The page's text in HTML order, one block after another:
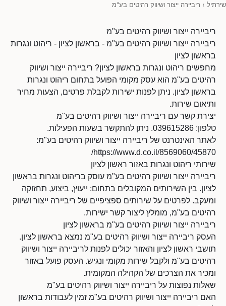
שירתיל › ריביירה ייצור ושיווק רהיטים בע"מ
ריביירה ייצור ושיווק רהיטים בע"מ
ריביירה ייצור ושיווק רהיטים בע"מ - בראשון לציון - ריהוט ונגרות
בראשון לציון
מחפשים ריהוט ונגרות בראשון לציון? ריביירה ייצור ושיווק
רהיטים בע"מ הוא עסק מקומי הפועל בתחום ריהוט ונגרות
בראשון לציון. ניתן לפנות ישירות לקבלת פרטים, הצעות מחיר
ותיאום שירות.
יצירת קשר עם ריביירה ייצור ושיווק רהיטים בע"מ
טלפון: 039615286. ניתן להתקשר בשעות הפעילות.
לאתר האינטרנט של ריביירה ייצור ושיווק רהיטים בע"מ:
https://www.d.co.il/8569060/45870/
שירותי ריהוט ונגרות באזור ראשון לציון
ריביירה ייצור ושיווק רהיטים בע"מ עוסק בריהוט ונגרות בראשון
לציון. בין השירותים המקובלים בתחום: ייעוץ, ביצוע, תחזוקה
ומעקב. לפרטים על שירותים ספציפיים של ריביירה ייצור ושיווק
רהיטים בע"מ, מומלץ ליצור קשר ישירות.
ריביירה ייצור ושיווק רהיטים בע"מ בראשון לציון
העסק ריביירה ייצור ושיווק רהיטים בע"מ נמצא בראשון לציון.
תושבי ראשון לציון והאזור יכולים לפנות לריביירה ייצור ושיווק
רהיטים בע"מ ולקבל שירות מקומי ונגיש. העסק פועל באזור
ומכיר את הצרכים של הקהילה המקומית.
שאלות נפוצות על ריביירה ייצור ושיווק רהיטים בע"מ
האם ריביירה ייצור ושיווק רהיטים בע"מ זמין לעבודות בראשון